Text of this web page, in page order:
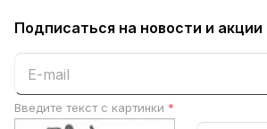
Подписаться на новости и акции
Введите текст с картинки *